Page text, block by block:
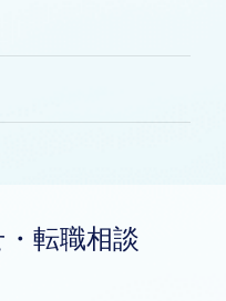
転職相談